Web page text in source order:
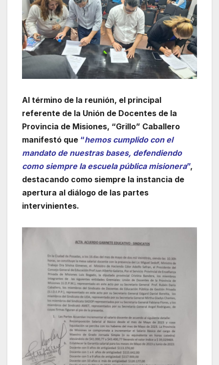
Al término de la reunión, el principal
referente de la Unión de Docentes de la
Provincia de Misiones, “Grillo” Caballero
manifestó que “hemos cumplido con el
mandato de nuestras bases, defendiendo
como siempre la escuela pública misionera”,
destacando como siempre la instancia de
apertura al diálogo de las partes
intervinientes.